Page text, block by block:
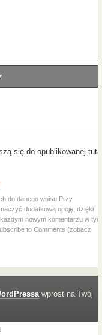
się do opublikowanej
do danego wpisu Przy
dodatkową opcję, dzięki
nowym komentarzu w tym
to Comments (zobacz
wprost na Twój